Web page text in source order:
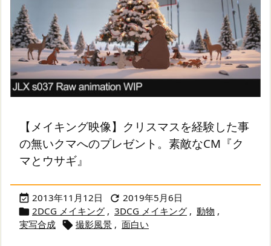
【メイキング映像】クリスマスを経験した事
の無いクマへのプレゼント。素敵なCM『ク
マとウサギ』
 2013年11月12日  2019年5月6日
 2DCG メイキング , 3DCG メイキング , 動物 ,
実写合成  撮影風景 , 面白い